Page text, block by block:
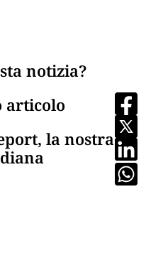
notizia?
articolo
la nostra